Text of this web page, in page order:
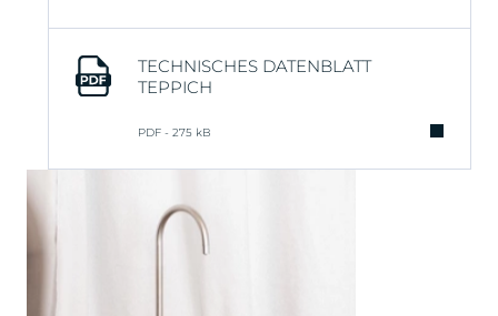
TECHNISCHES DATENBLATT
TEPPICH
PDF - 275 kB